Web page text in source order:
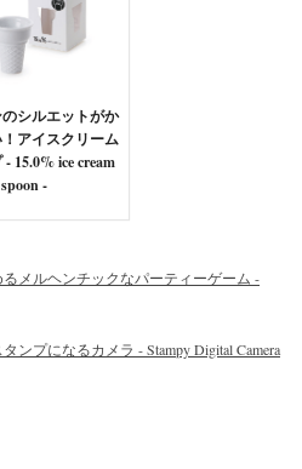
シルエットがか
アイスクリーム
- 15.0% ice cream
-
メルヘンチックなパーティーゲーム -
ンプになるカメラ - Stampy Digital Camera